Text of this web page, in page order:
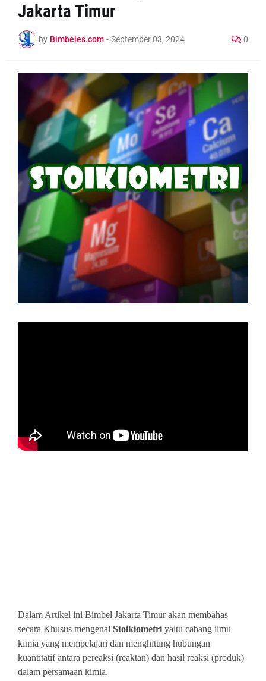
Jakarta Timur
by Bimbeles.com - September 03, 2024 0
Dalam Artikel ini Bimbel Jakarta Timur akan membahas
secara Khusus mengenai Stoikiometri yaitu cabang ilmu
kimia yang mempelajari dan menghitung hubungan
kuantitatif antara pereaksi (reaktan) dan hasil reaksi (produk)
dalam persamaan kimia.